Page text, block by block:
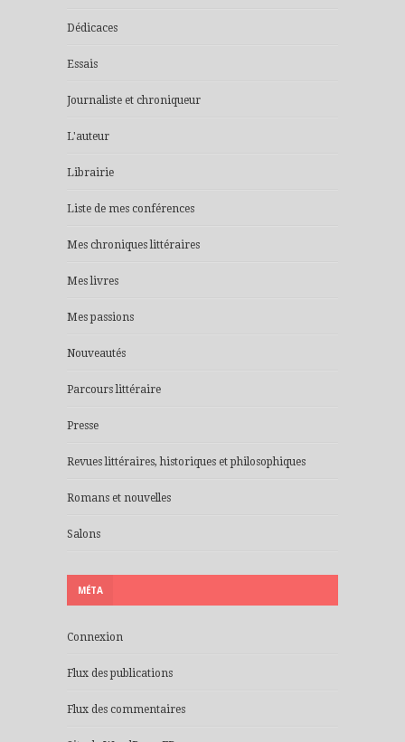
Dédicaces
Essais
Journaliste et chroniqueur
L'auteur
Librairie
Liste de mes conférences
Mes chroniques littéraires
Mes livres
Mes passions
Nouveautés
Parcours littéraire
Presse
Revues littéraires, historiques et philosophiques
Romans et nouvelles
Salons
MÉTA
Connexion
Flux des publications
Flux des commentaires